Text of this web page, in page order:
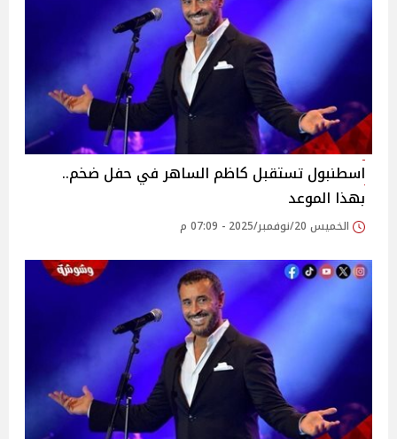
اسطنبول تستقبل كاظم الساهر في حفل ضخم..
بهذا الموعد
الخميس 20/نوفمبر/2025 - 07:09 م